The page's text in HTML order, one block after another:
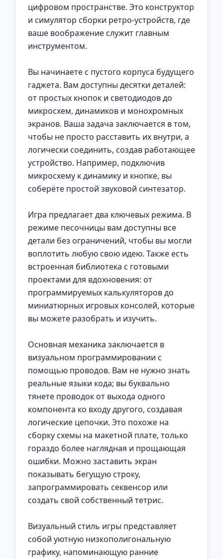
цифровом пространстве. Это конструктор
и симулятор сборки ретро-устройств, где
ваше воображение служит главным
инструментом.
Вы начинаете с пустого корпуса будущего
гаджета. Вам доступны десятки деталей:
от простых кнопок и светодиодов до
микросхем, динамиков и монохромных
экранов. Ваша задача заключается в том,
чтобы не просто расставить их внутри, а
логически соединить, создав работающее
устройство. Например, подключив
микросхему к динамику и кнопке, вы
соберёте простой звуковой синтезатор.
Игра предлагает два ключевых режима. В
режиме песочницы вам доступны все
детали без ограничений, чтобы вы могли
воплотить любую свою идею. Также есть
встроенная библиотека с готовыми
проектами для вдохновения: от
программируемых калькуляторов до
миниатюрных игровых консолей, которые
вы можете разобрать и изучить.
Основная механика заключается в
визуальном программировании с
помощью проводов. Вам не нужно знать
реальные языки кода; вы буквально
тянете проводок от выхода одного
компонента ко входу другого, создавая
логические цепочки. Это похоже на
сборку схемы на макетной плате, только
гораздо более наглядная и прощающая
ошибки. Можно заставить экран
показывать бегущую строку,
запрограммировать секвенсор или
создать свой собственный тетрис.
Визуальный стиль игры представляет
собой уютную низкополигональную
графику, напоминающую ранние